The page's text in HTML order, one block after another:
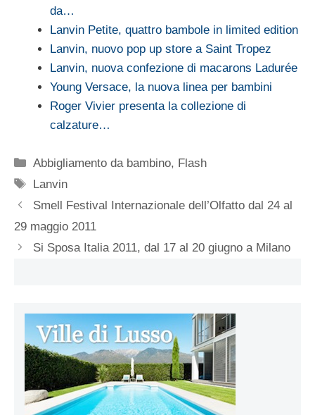
da…
Lanvin Petite, quattro bambole in limited edition
Lanvin, nuovo pop up store a Saint Tropez
Lanvin, nuova confezione di macarons Ladurée
Young Versace, la nuova linea per bambini
Roger Vivier presenta la collezione di
calzature…
Categorie
Abbigliamento da bambino, Flash
Tag
Lanvin
Smell Festival Internazionale dell’Olfatto dal 24 al
29 maggio 2011
Si Sposa Italia 2011, dal 17 al 20 giugno a Milano